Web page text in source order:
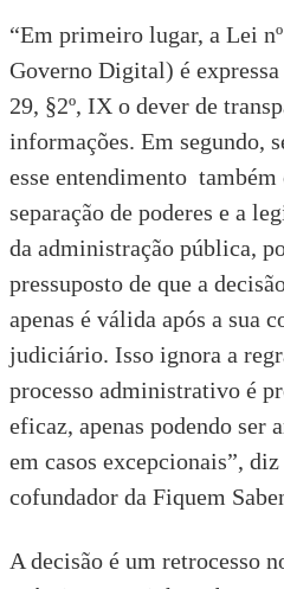
“Em primeiro lugar, a Lei
Governo Digital) é
29, §2º, IX o dever de
informações. Em segundo,
esse entendimento também
separação de poderes e a
da administração pública,
pressuposto de que a
apenas é válida após a sua
judiciário. Isso ignora a
processo administrativo é
eficaz, apenas podendo ser
em casos excepcionais”,
cofundador da Fiquem
A decisão é um retrocesso